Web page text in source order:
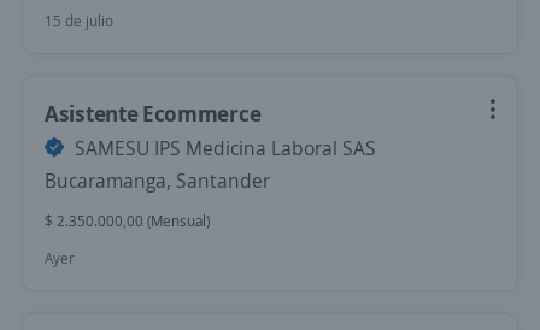
15 de julio
Asistente Ecommerce
SAMESU IPS Medicina Laboral SAS
Bucaramanga, Santander
$ 2.350.000,00 (Mensual)
Ayer